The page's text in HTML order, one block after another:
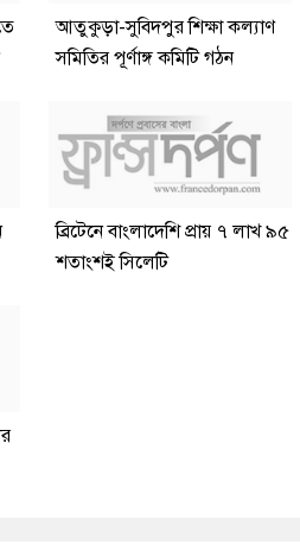
আতুকুড়া-সুবিদপুর শিক্ষা কল্যাণ
সমিতির পূর্ণাঙ্গ কমিটি গঠন
ব্রিটেনে বাংলাদেশি প্রায় ৭ লাখ ৯৫
শতাংশই সিলেটি